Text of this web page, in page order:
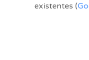
existentes (